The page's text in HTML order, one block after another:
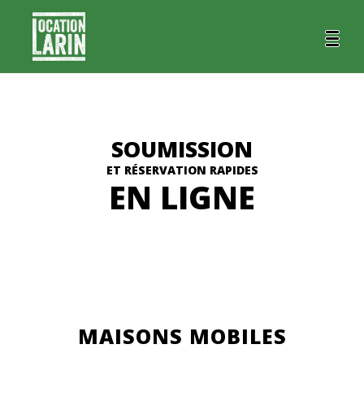
SOUMISSION
ET RÉSERVATION RAPIDES
EN LIGNE
MAISONS MOBILES